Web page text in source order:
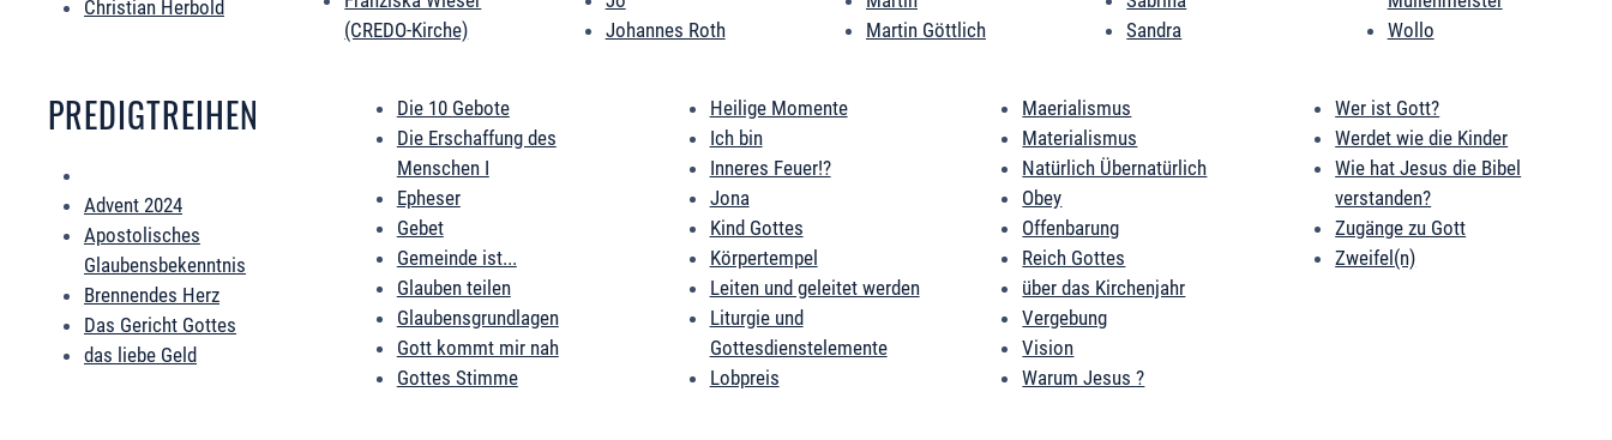
Christian Herbold
(CREDO-Kirche)
Johannes Roth
Martin Göttlich
Sandra
Wollo
PREDIGTREIHEN
Advent 2024
Apostolisches
Glaubensbekenntnis
Brennendes Herz
Das Gericht Gottes
das liebe Geld
Die 10 Gebote
Die Erschaffung des
Menschen I
Epheser
Gebet
Gemeinde ist...
Glauben teilen
Glaubensgrundlagen
Gott kommt mir nah
Gottes Stimme
Heilige Momente
Ich bin
Inneres Feuer!?
Jona
Kind Gottes
Körpertempel
Leiten und geleitet werden
Liturgie und
Gottesdienstelemente
Lobpreis
Maerialismus
Materialismus
Natürlich Übernatürlich
Obey
Offenbarung
Reich Gottes
über das Kirchenjahr
Vergebung
Vision
Warum Jesus ?
Wer ist Gott?
Werdet wie die Kinder
Wie hat Jesus die Bibel
verstanden?
Zugänge zu Gott
Zweifel(n)